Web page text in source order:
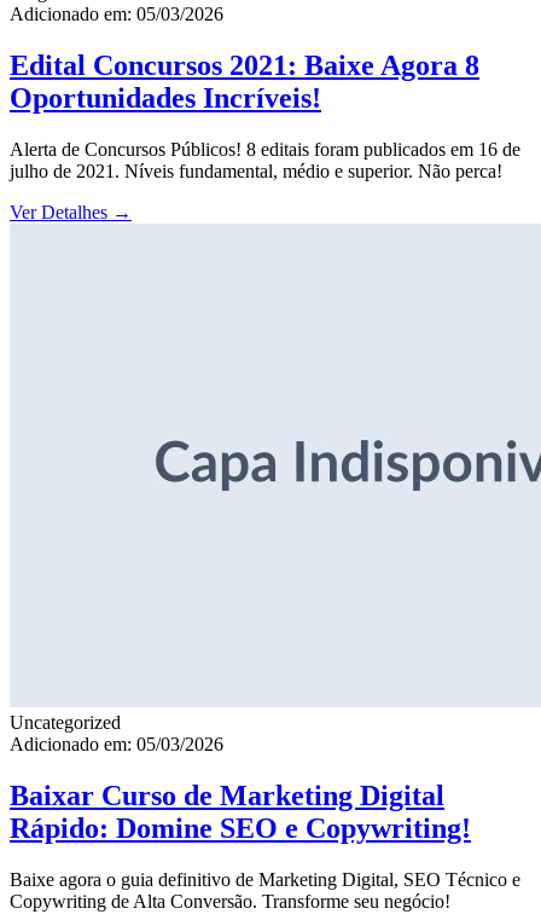
Adicionado em: 05/03/2026
Edital Concursos 2021: Baixe Agora 8
Oportunidades Incríveis!
Alerta de Concursos Públicos! 8 editais foram publicados em 16 de
julho de 2021. Níveis fundamental, médio e superior. Não perca!
Ver Detalhes →
Uncategorized
Adicionado em: 05/03/2026
Baixar Curso de Marketing Digital
Rápido: Domine SEO e Copywriting!
Baixe agora o guia definitivo de Marketing Digital, SEO Técnico e
Copywriting de Alta Conversão. Transforme seu negócio!